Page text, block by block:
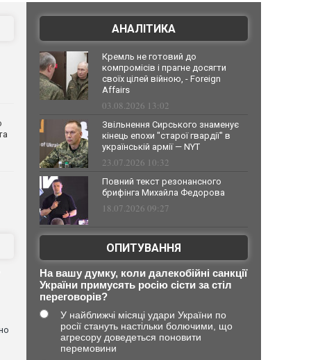
АНАЛІТИКА
Кремль не готовий до
компромісів і прагне досягти
своїх цілей війною, - Foreign
Affairs
03.08.2026 13:02
Звільнення Сирського знаменує
кінець епохи "старої гвардії" в
українській армії — NYT
23.07.2026 10:32
Повний текст резонансного
брифінга Михайла Федорова
18.07.2026 09:27
ОПИТУВАННЯ
На вашу думку, коли далекобійні санкції
України примусять росію сісти за стіл
переговорів?
У найближчі місяці удари України по
росії стануть настільки болючими, що
агресору доведеться поновити
перемовини